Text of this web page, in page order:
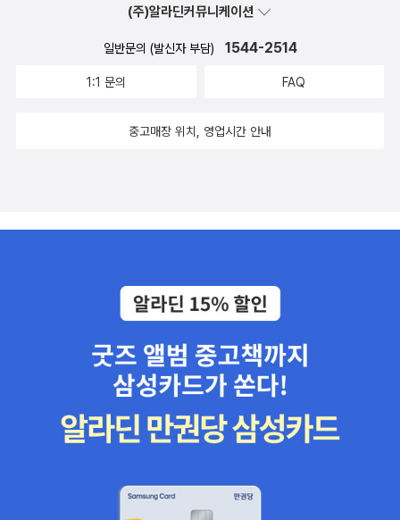
(주)알라딘커뮤니케이션
일반문의 (발신자 부담) 1544-2514
1:1 문의 FAQ
중고매장 위치, 영업시간 안내